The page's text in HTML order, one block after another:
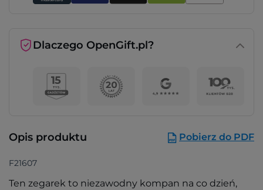
Dlaczego OpenGift.pl?
Opis produktu Pobierz do PDF
F21607
Ten zegarek to niezawodny kompan na co dzień,